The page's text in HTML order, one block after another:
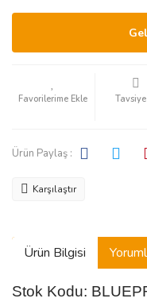
Ürün Paylaş :
Karşılaştır
Ürün Bilgisi
Stok Kodu: